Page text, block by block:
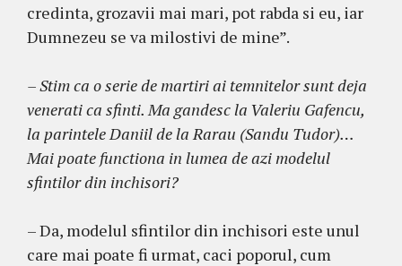
credinta, grozavii mai mari, pot rabda si eu, iar
Dumnezeu se va milostivi de mine”.
– Stim ca o serie de martiri ai temnitelor sunt deja
venerati ca sfinti. Ma gandesc la Valeriu Gafencu,
la parintele Daniil de la Rarau (Sandu Tudor)…
Mai poate functiona in lumea de azi modelul
sfintilor din inchisori?
– Da, modelul sfintilor din inchisori este unul
care mai poate fi urmat, caci poporul, cum